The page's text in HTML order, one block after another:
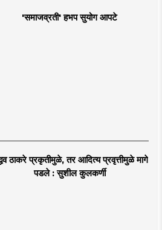
'समाजव्रती' हभप सुयोग आपटे
ठाकरे प्रकृतीमुळे, तर आदित्य प्रवृत्तीमुळे मागे
पडले : सुशील कुलकर्णी